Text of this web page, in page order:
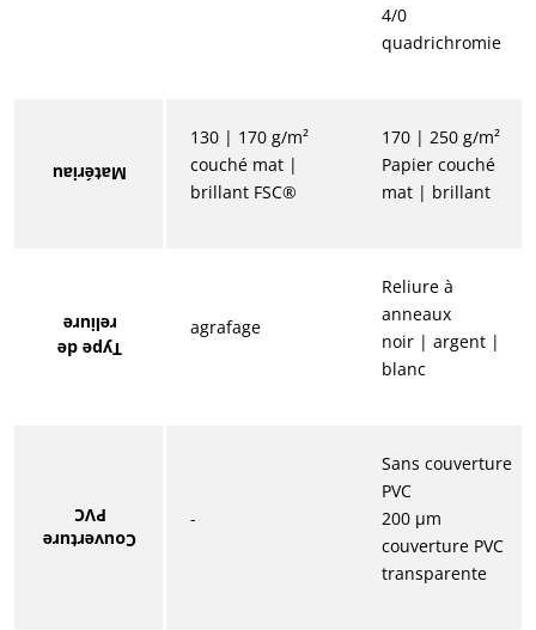
4/0
quadrichromie
Matériau
130 | 170 g/m²
couché mat |
brillant FSC®
170 | 250 g/m²
Papier couché
mat | brillant
Type de
reliure agrafage
Reliure à
anneaux
noir | argent |
blanc
Couverture
PVC -
Sans couverture
PVC
200 μm
couverture PVC
transparente